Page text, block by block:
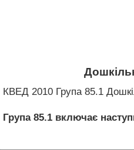
КВЕД 2010 Група 85.1
Група 85.1 включає